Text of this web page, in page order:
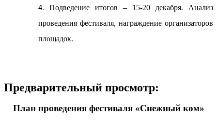
Подведение итогов – 15-20 декабря. Анализ
проведения фестиваля, награждение организаторов
площадок.
Предварительный просмотр:
План проведения фестиваля «Снежный ком»